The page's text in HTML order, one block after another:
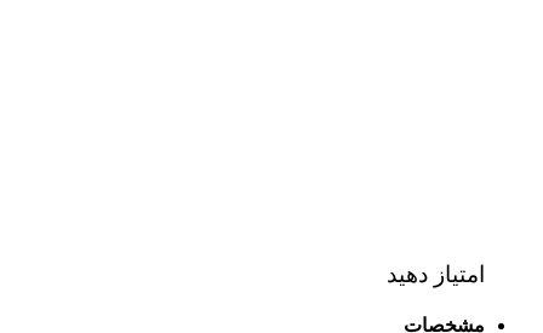
امتیاز دهید
مشخصات